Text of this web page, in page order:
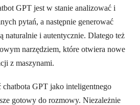
GPT jest w stanie analizować i
pytań, a następnie generować
naturalnie i autentycznie. Dlatego też
narzędziem, które otwiera nowe
z maszynami.
GPT jako inteligentnego
gotowy do rozmowy. Niezależnie